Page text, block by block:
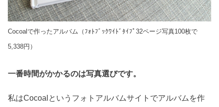
Cocoalで作ったアルバム（ﾌｫﾄﾌﾞｯｸﾜｲﾄﾞﾀｲﾌﾟ32ページ写真100枚で
5,338円）
一番時間がかかるのは写真選びです。
私はCocoalというフォトアルバムサイトでアルバムを作